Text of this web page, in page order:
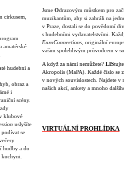
cirkusem,
amatérské
hudební a
obraz a
i
scény.
klubové
uslyšíte
podívat se
hudby a do
Jsme Odrazovým můstkem pro
muzikantům, aby si zahráli na
v Praze, dostali se do povědomí
s hudebními vydavatelstvími.
EuroConnections , originální
vašim spolehlivým průvodcem v
A když za námi nemůžete? LIS
Akropolis (MaPA). Každé číslo se
v nových souvislostech. Najdete v
našich akcí, ankety a mnoho
VIRTUÁLNÍ PROHLÍDKA